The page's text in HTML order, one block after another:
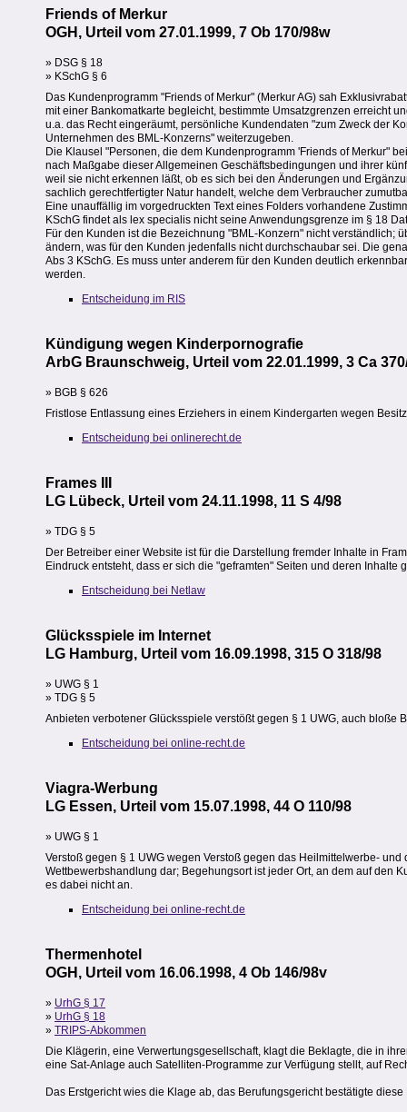
Friends of Merkur
OGH, Urteil vom 27.01.1999, 7 Ob 170/98w
» DSG § 18
» KSchG § 6
Das Kundenprogramm "Friends of Merkur" (Merkur AG) sah
mit einer Bankomatkarte begleicht, bestimmte Umsatzgrenzen erreicht
u.a. das Recht eingeräumt, persönliche Kundendaten "zum Zweck der
Unternehmen des BML-Konzerns" weiterzugeben.
Die Klausel "Personen, die dem Kundenprogramm 'Friends of Merkur"
nach Maßgabe dieser Allgemeinen Geschäftsbedingungen und ihrer
weil sie nicht erkennen läßt, ob es sich bei den Änderungen und
sachlich gerechtfertigter Natur handelt, welche dem Verbraucher
Eine unauffällig im vorgedruckten Text eines Folders vorhandene
KSchG findet als lex specialis nicht seine Anwendungsgrenze im § 18
Für den Kunden ist die Bezeichnung "BML-Konzern" nicht
ändern, was für den Kunden jedenfalls nicht durchschaubar sei. Die
Abs 3 KSchG. Es muss unter anderem für den Kunden deutlich
werden.
Entscheidung im RIS
Kündigung wegen Kinderpornografie
ArbG Braunschweig, Urteil vom 22.01.1999, 3 Ca
» BGB § 626
Fristlose Entlassung eines Erziehers in einem Kindergarten wegen
Entscheidung bei onlinerecht.de
Frames III
LG Lübeck, Urteil vom 24.11.1998, 11 S 4/98
» TDG § 5
Der Betreiber einer Website ist für die Darstellung fremder Inhalte in
Eindruck entsteht, dass er sich die "geframten" Seiten und deren Inhalte
Entscheidung bei Netlaw
Glücksspiele im Internet
LG Hamburg, Urteil vom 16.09.1998, 315 O 318/98
» UWG § 1
» TDG § 5
Anbieten verbotener Glücksspiele verstößt gegen § 1 UWG, auch bloße
Entscheidung bei online-recht.de
Viagra-Werbung
LG Essen, Urteil vom 15.07.1998, 44 O 110/98
» UWG § 1
Verstoß gegen § 1 UWG wegen Verstoß gegen das Heilmittelwerbe-
Wettbewerbshandlung dar; Begehungsort ist jeder Ort, an dem auf den
es dabei nicht an.
Entscheidung bei online-recht.de
Thermenhotel
OGH, Urteil vom 16.06.1998, 4 Ob 146/98v
» UrhG § 17
» UrhG § 18
» TRIPS-Abkommen
Die Klägerin, eine Verwertungsgesellschaft, klagt die Beklagte, die in
eine Sat-Anlage auch Satelliten-Programme zur Verfügung stellt, auf
Das Erstgericht wies die Klage ab, das Berufungsgericht bestätigte